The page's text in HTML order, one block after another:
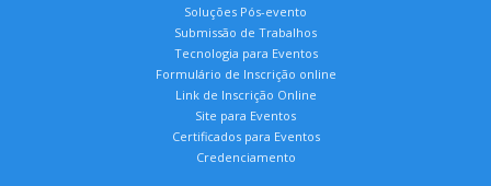
Soluções Pós-evento
Submissão de Trabalhos
Tecnologia para Eventos
Formulário de Inscrição online
Link de Inscrição Online
Site para Eventos
Certificados para Eventos
Credenciamento